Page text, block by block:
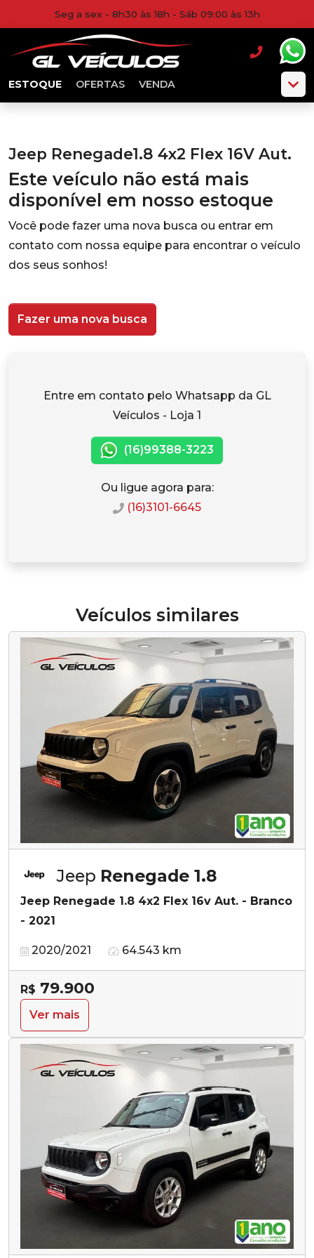
Seg a sex - 8h30 às 18h - Sáb 09:00 às 13h
ESTOQUE OFERTAS VENDA
Jeep Renegade1.8 4x2 Flex 16V Aut.
Este veículo não está mais
disponível em nosso estoque
Você pode fazer uma nova busca ou entrar em
contato com nossa equipe para encontrar o veículo
dos seus sonhos!
Fazer uma nova busca
Entre em contato pelo Whatsapp da GL
Veículos - Loja 1
(16)99388-3223
Ou ligue agora para:
(16)3101-6645
Veículos similares
Jeep Renegade 1.8
Jeep Renegade 1.8 4x2 Flex 16v Aut. - Branco
- 2021
2020/2021 64.543 km
R$ 79.900
Ver mais